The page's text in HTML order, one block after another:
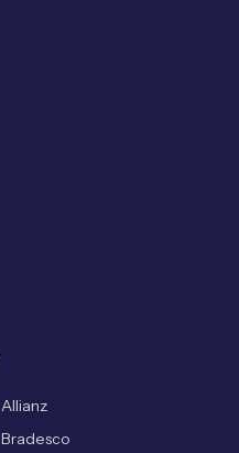
Allianz
Bradesco